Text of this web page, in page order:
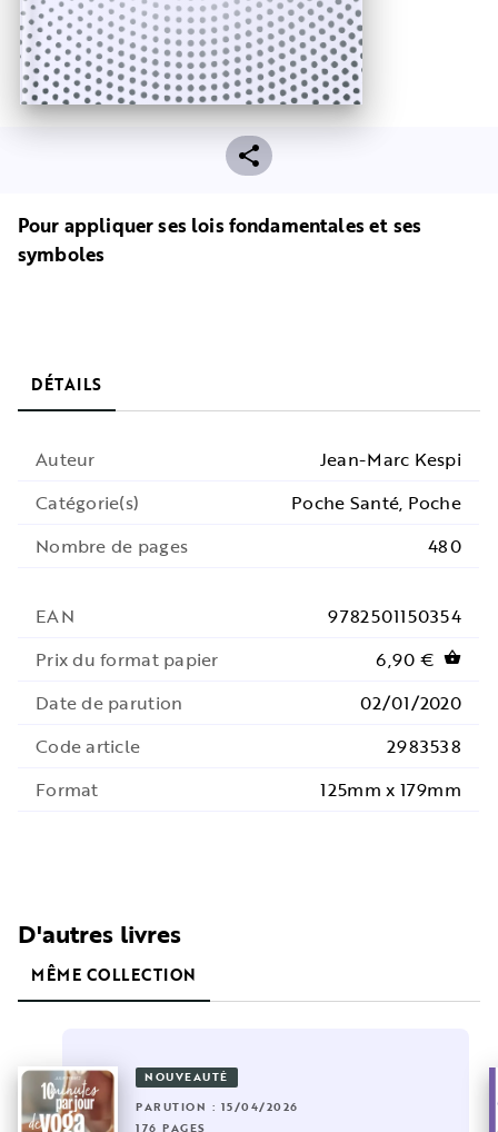
Pour appliquer ses lois fondamentales et ses
symboles
DÉTAILS
Auteur
Jean-Marc Kespi
Catégorie(s)
Poche Santé, Poche
Nombre de pages
480
EAN
9782501150354
Prix du format papier
6,90 € shopping_basket
Date de parution
02/01/2020
Code article
2983538
Format
125mm x 179mm
D'autres livres
MÊME COLLECTION
NOUVEAUTÉ
PARUTION : 15/04/2026
176 PAGES